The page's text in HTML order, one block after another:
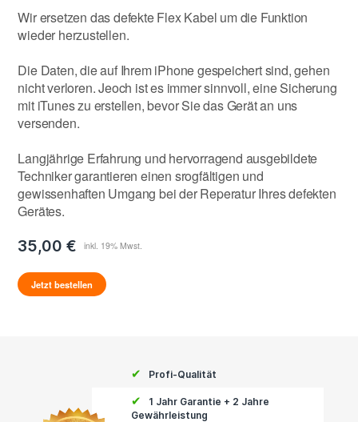
Wir ersetzen das defekte Flex Kabel um die Funktion
wieder herzustellen.
Die Daten, die auf Ihrem iPhone gespeichert sind, gehen
nicht verloren. Jeoch ist es immer sinnvoll, eine Sicherung
mit iTunes zu erstellen, bevor Sie das Gerät an uns
versenden.
Langjährige Erfahrung und hervorragend ausgebildete
Techniker garantieren einen srogfältigen und
gewissenhaften Umgang bei der Reperatur Ihres defekten
Gerätes.
35,00 €
Jetzt bestellen
✔ Profi-Qualität
✔
1 Jahr Garantie + 2 Jahre
Gewährleistung